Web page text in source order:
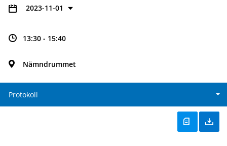
2023-11-01
13:30 - 15:40
Nämndrummet
Protokoll